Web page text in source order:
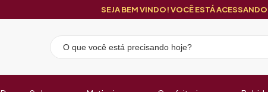
SEJA BEM VINDO! VOCÊ ESTÁ